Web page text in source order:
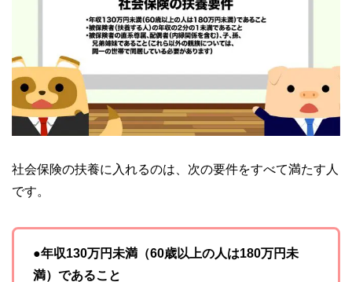
社会保険の扶養に入れるのは、次の要件をすべて満たす人
です。
●年収130万円未満（60歳以上の人は180万円未
満）であること